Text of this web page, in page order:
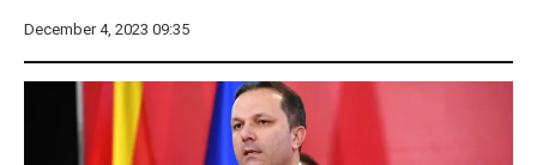
December 4, 2023 09:35